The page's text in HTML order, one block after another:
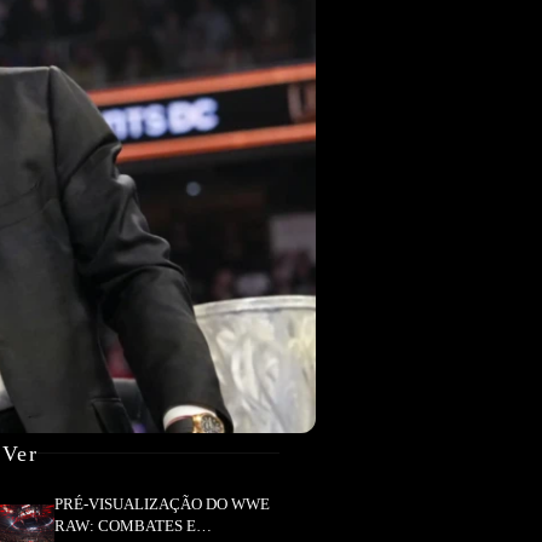
PRÉ-VISUALIZAÇÃO DO WWE
RAW: COMBATES E